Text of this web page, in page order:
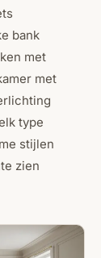
bank
met
met
type
stijlen
zien